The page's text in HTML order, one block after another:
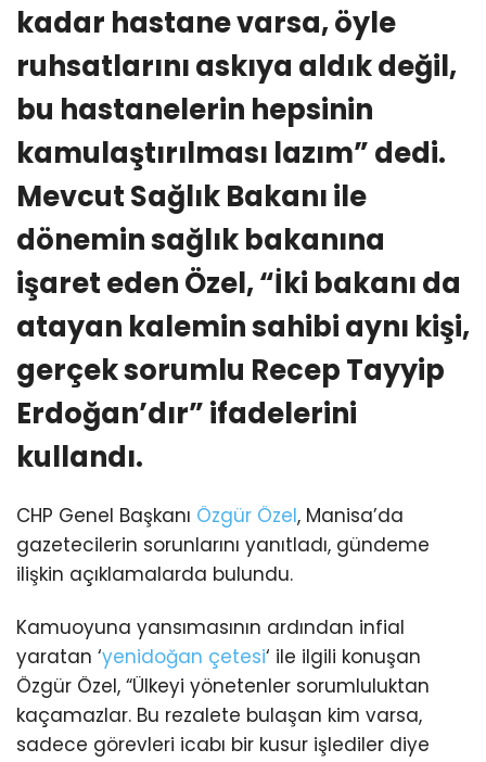
kadar hastane varsa, öyle
ruhsatlarını askıya aldık değil,
bu hastanelerin hepsinin
kamulaştırılması lazım” dedi.
Mevcut Sağlık Bakanı ile
dönemin sağlık bakanına
işaret eden Özel, “İki bakanı da
atayan kalemin sahibi aynı kişi,
gerçek sorumlu Recep Tayyip
Erdoğan’dır” ifadelerini
kullandı.
CHP Genel Başkanı Özgür Özel, Manisa’da
gazetecilerin sorunlarını yanıtladı, gündeme
ilişkin açıklamalarda bulundu.
Kamuoyuna yansımasının ardından infial
yaratan ‘yenidoğan çetesi‘ ile ilgili konuşan
Özgür Özel, “Ülkeyi yönetenler sorumluluktan
kaçamazlar. Bu rezalete bulaşan kim varsa,
sadece görevleri icabı bir kusur işlediler diye